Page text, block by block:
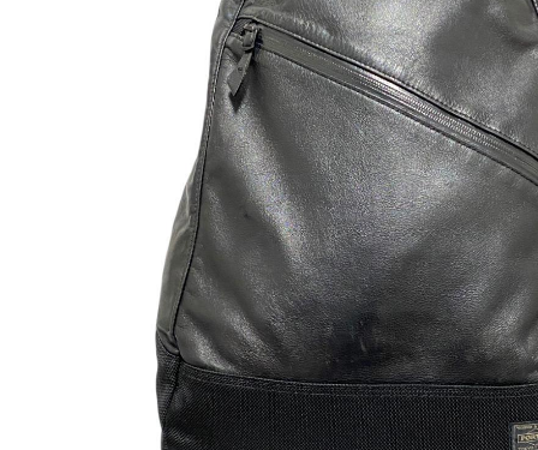
photo_description
ブランド
吉